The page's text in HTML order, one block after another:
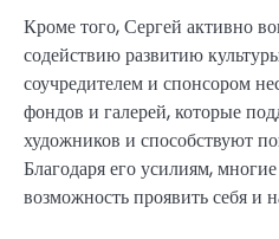
Кроме того, Сергей активно
содействию развитию
соучредителем и спонсором
фондов и галерей, которые
художников и способствуют
Благодаря его усилиям,
возможность проявить себя и